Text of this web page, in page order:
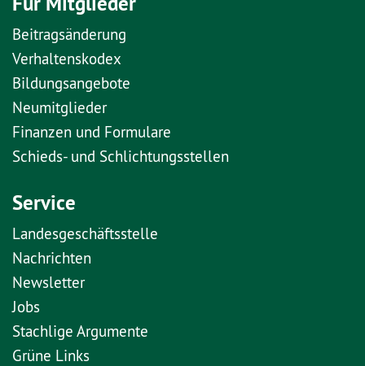
Beitragsänderung
Verhaltenskodex
Bildungsangebote
Neumitglieder
Finanzen und Formulare
Schieds- und Schlichtungsstellen
Service
Landesgeschäftsstelle
Nachrichten
Newsletter
Jobs
Stachlige Argumente
Grüne Links